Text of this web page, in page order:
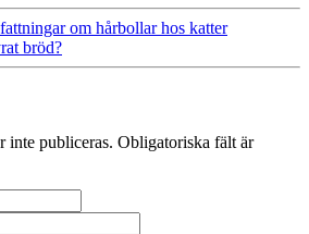
om hårbollar hos katter
bröd?
inte publiceras. Obligatoriska fält är